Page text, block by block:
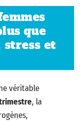
que
stress et
véritable
, la